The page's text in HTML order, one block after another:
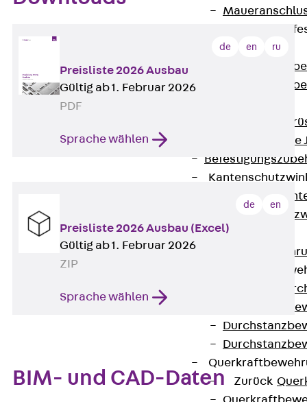
Zurück
Gerüstschuhe
Bewehrung
Zurück
de en ru
Preisliste 2026 Ausbau
Gültig ab 1. Februar 2026
PDF
Sprache wählen
de en
Preisliste 2026 Ausbau (Excel)
Gültig ab 1. Februar 2026
ZIP
Sprache wählen
BIM- und CAD-Daten